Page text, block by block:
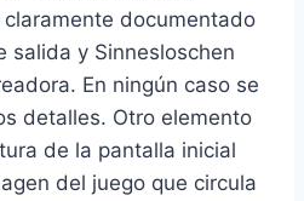
documentado
salida y Sinnesloschen
En ningún caso se
detalles. Otro elemento
de la pantalla inicial
del juego que circula